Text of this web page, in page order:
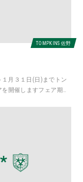
TOMPKINS 佐野
月３１日(日)までトン
開催しますフェア期間